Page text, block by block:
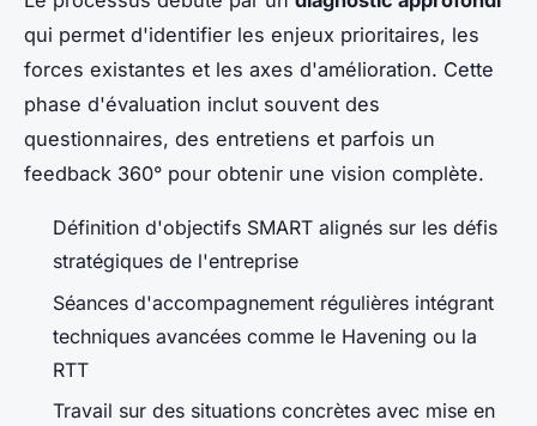
qui permet d'identifier les enjeux prioritaires, les
forces existantes et les axes d'amélioration. Cette
phase d'évaluation inclut souvent des
questionnaires, des entretiens et parfois un
feedback 360° pour obtenir une vision complète.
Définition d'objectifs SMART alignés sur les défis
stratégiques de l'entreprise
Séances d'accompagnement régulières intégrant
techniques avancées comme le Havening ou la
RTT
Travail sur des situations concrètes avec mise en